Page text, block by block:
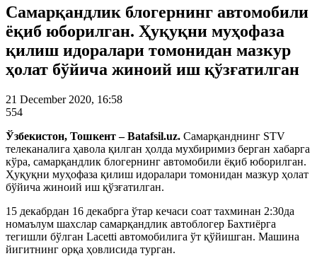
Самарқандлик блогернинг автомобили
ёқиб юборилган. Ҳуқуқни муҳофаза
қилиш идоралари томонидан мазкур
ҳолат бўйича жиноий иш қўзғатилган
21 December 2020, 16:58
554
Ўзбекистон, Тошкент – Batafsil.uz. Самарқанднинг STV
телеканалига ҳавола қилган ҳолда мухбиримиз берган хабарга
кўра, самарқандлик блогернинг автомобили ёқиб юборилган.
Ҳуқуқни муҳофаза қилиш идоралари томонидан мазкур ҳолат
бўйича жиноий иш қўзғатилган.
15 декабрдан 16 декабрга ўтар кечаси соат тахминан 2:30да
номаълум шахслар самарқандлик автоблогер Бахтиёрга
тегишли бўлган Lacetti автомобилига ўт қўйишган. Машина
йигитнинг орқа ҳовлисида турган.